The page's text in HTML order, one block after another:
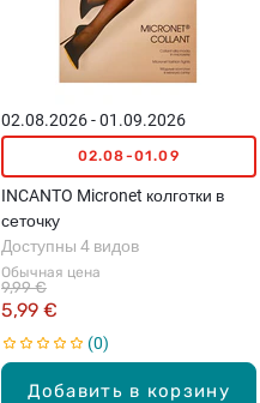
Добавить в корзину
02.08.2026 - 01.09.2026
02.08-01.09
INCANTO Micronet колготки в
сеточку
Обычная цена
5,99 €
9,99 €
Доступны 4 видов
0